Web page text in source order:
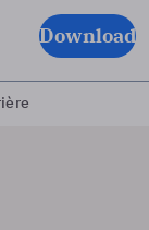
Download